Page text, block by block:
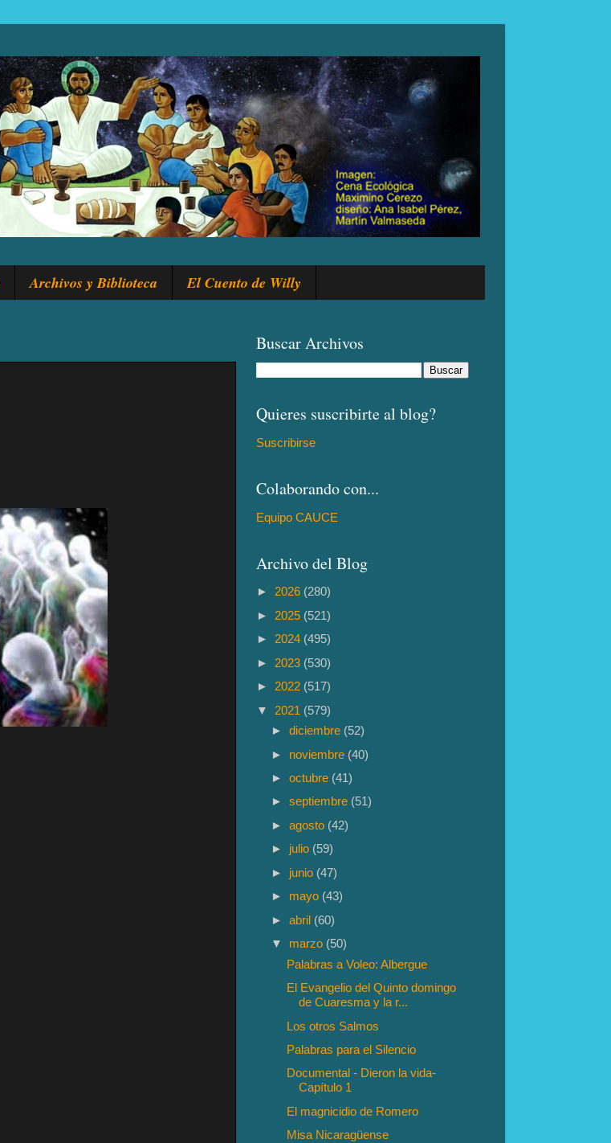
Archivos y Biblioteca El Cuento de Willy
Buscar Archivos
Quieres suscribirte al blog?
Suscribirse
Colaborando con...
Equipo CAUCE
Archivo del Blog
► 2026 (280)
► 2025 (521)
► 2024 (495)
► 2023 (530)
► 2022 (517)
▼ 2021 (579)
►diciembre (52)
► noviembre (40)
►octubre (41)
►septiembre (51)
►agosto (42)
► julio (59)
► junio (47)
► mayo (43)
►abril (60)
▼ marzo (50)
Palabras a Voleo: Albergue
El Evangelio del Quinto domingo
de Cuaresma y la r...
Los otros Salmos
Palabras para el Silencio
Documental - Dieron la vida-
Capítulo 1
El magnicidio de Romero
Misa Nicaragüense